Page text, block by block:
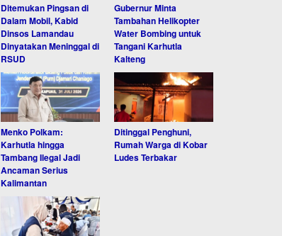
Ditemukan Pingsan di
Dalam Mobil, Kabid
Dinsos Lamandau
Dinyatakan Meninggal di
RSUD
Gubernur Minta
Tambahan Helikopter
Water Bombing untuk
Tangani Karhutla
Kalteng
Menko Polkam:
Karhutla hingga
Tambang Ilegal Jadi
Ancaman Serius
Kalimantan
Ditinggal Penghuni,
Rumah Warga di Kobar
Ludes Terbakar